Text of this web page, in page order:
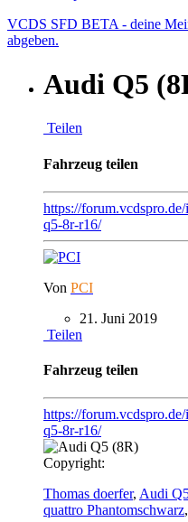
VCDS SFD BETA - deine
abgeben.
Audi Q5
Teilen
Fahrzeug teilen
https://
q5-8r-r16/
Von PCI
21. Juni 2019
Teilen
Fahrzeug teilen
https://
q5-8r-r16/
Copyright:
Thomas doerfer, Audi
quattro Phantomschwarz,